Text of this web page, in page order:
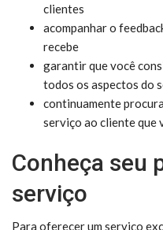
clientes
acompanhar o
recebe
garantir que você
todos os aspectos do
continuamente
serviço ao cliente que
Conheça seu
serviço
Para oferecer um serviço